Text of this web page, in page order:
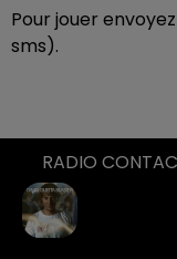
Pour jouer envoyez
sms).